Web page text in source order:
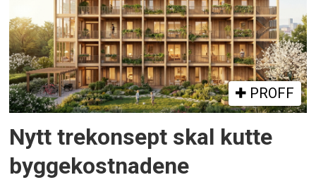
PROFF
Nytt trekonsept skal kutte
byggekostnadene